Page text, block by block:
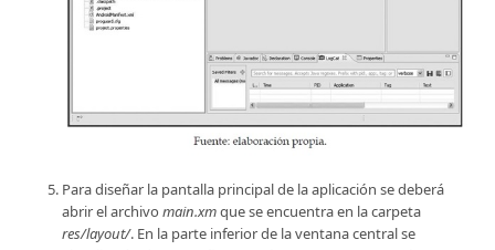
Para diseñar la pantalla principal de la aplicación se deberá
abrir el archivo main.xmque se encuentra en la carpeta
res/layout/. En la parte inferior de la ventana central se